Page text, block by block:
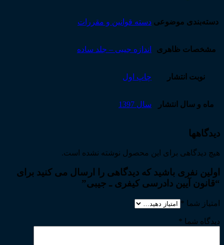
دسته‌بندی موضوعی دسته قوانین و مقررات
مشخصات ظاهری اندازه جیبی – جلد ساده
نوبت انتشار چاپ اول
ماه و سال انتشار سال 1397
دیدگاهها
هیچ دیدگاهی برای این محصول نوشته نشده است.
اولین نفری باشید که دیدگاهی را ارسال می کنید برای
“قانون آیین دادرسی کیفری ـ جیبی”
امتیاز شما *
دیدگاه شما *